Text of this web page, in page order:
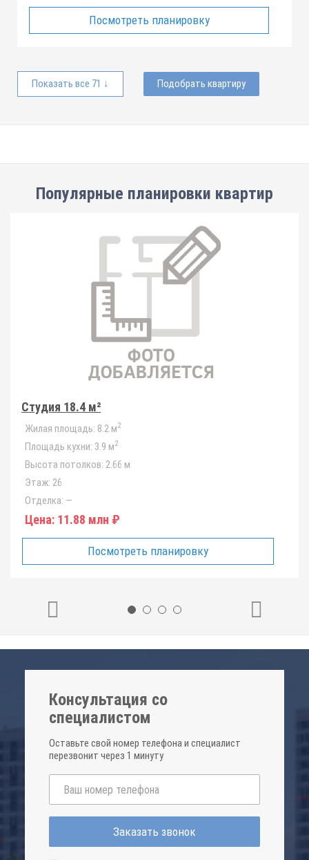
Посмотреть планировку
Показать все 71 ↓ Подобрать квартиру
Популярные планировки квартир
Студия 18.4 м²
Жилая площадь: 8.2 м2
Площадь кухни: 3.9 м2
Высота потолков: 2.66 м
Этаж: 26
Отделка: —
Цена: 11.88 млн ₽
Посмотреть планировку
Консультация со
специалистом
Оставьте свой номер телефона и специалист
перезвонит через 1 минуту
Заказать звонок